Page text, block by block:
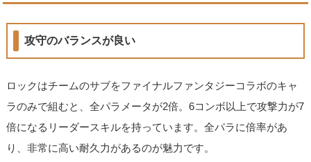
攻守のバランスが良い
ロックはチームのサブをファイナルファンタジーコラボのキャ
ラのみで組むと、全パラメータが2倍。6コンボ以上で攻撃力が7
倍になるリーダースキルを持っています。全パラに倍率があ
り、非常に高い耐久力があるのが魅力です。